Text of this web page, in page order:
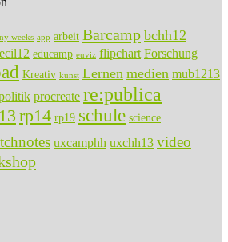
weeks app arbeit Barcamp bchh12
ecil12 educamp euviz flipchart Forschung
Kreativ kunst Lernen medien mub1213
procreate re:publica
rp14 rp19 schule science
uxcamphh uxchh13 video